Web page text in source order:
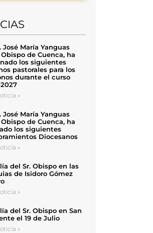
José María Yanguas
Obispo de Cuenca, ha
los siguientes
pastorales para los
durante el curso
»
José María Yanguas
Obispo de Cuenca, ha
los siguientes
Diocesanos
»
del Sr. Obispo en las
de Isidoro Gómez
»
del Sr. Obispo en San
el 19 de Julio
»